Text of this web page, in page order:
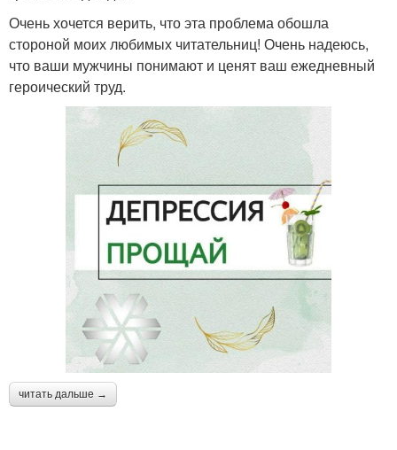
Очень хочется верить, что эта проблема обошла
стороной моих любимых читательниц! Очень надеюсь,
что ваши мужчины понимают и ценят ваш ежедневный
героический труд.
читать дальше →